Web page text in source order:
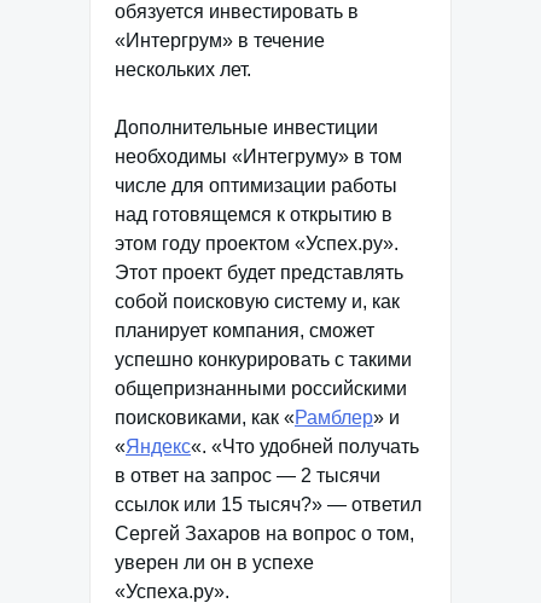
обязуется инвестировать в
«Интергрум» в течение
нескольких лет.
Дополнительные инвестиции
необходимы «Интегруму» в том
числе для оптимизации работы
над готовящемся к открытию в
этом году проектом «Успех.ру».
Этот проект будет представлять
собой поисковую систему и, как
планирует компания, сможет
успешно конкурировать с такими
общепризнанными российскими
поисковиками, как «Рамблер» и
«Яндекс«. «Что удобней получать
в ответ на запрос — 2 тысячи
ссылок или 15 тысяч?» — ответил
Сергей Захаров на вопрос о том,
уверен ли он в успехе
«Успеха.ру».